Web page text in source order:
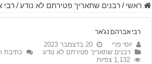
ראשי / רבנים שתאריך פטירתם לא נודע/ רבי
רבי אברהם נג'אר
יוסי פרי
20 בדצמבר 2023
רבנים שתאריך פטירתם לא נודע
כתיבת
1,132 צפיות